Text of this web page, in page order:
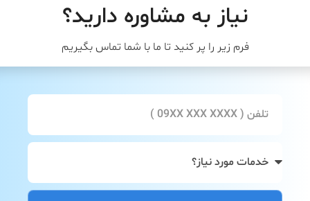
نیاز به مشاوره دارید؟
فرم زیر را پر کنید تا ما با شما تماس بگیریم